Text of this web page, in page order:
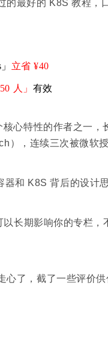
的最好的 K8S 教程，
立省 ¥40
人」 有效
心特性的作者之一
），连续三次被微软
和 K8S 背后的设计
长期影响你的专栏
心了，截了一些评价